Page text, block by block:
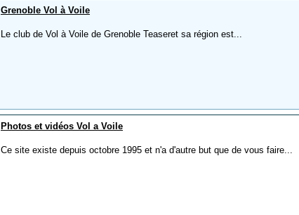
Grenoble Vol à Voile
Le club de Vol à Voile de Grenoble Teaseret sa région est...
Photos et vidéos Vol a Voile
Ce site existe depuis octobre 1995 et n'a d'autre but que de vous faire...